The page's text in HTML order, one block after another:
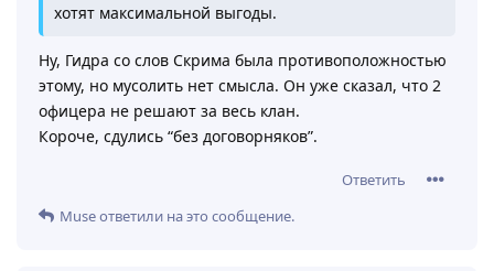
хотят максимальной выгоды.
Ну, Гидра со слов Скрима была противоположностью
этому, но мусолить нет смысла. Он уже сказал, что 2
офицера не решают за весь клан.
Короче, сдулись “без договорняков”.
Ответить
Museответили на это сообщение.